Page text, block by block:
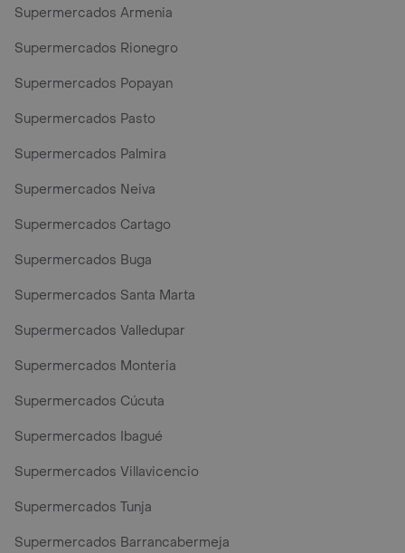
Supermercados Armenia
Supermercados Rionegro
Supermercados Popayan
Supermercados Pasto
Supermercados Palmira
Supermercados Neiva
Supermercados Cartago
Supermercados Buga
Supermercados Santa Marta
Supermercados Valledupar
Supermercados Monteria
Supermercados Cúcuta
Supermercados Ibagué
Supermercados Villavicencio
Supermercados Tunja
Supermercados Barrancabermeja